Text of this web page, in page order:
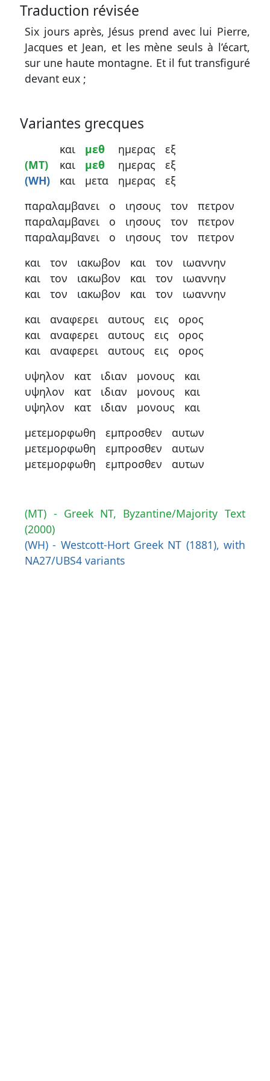
Traduction révisée
Six jours après, Jésus prend avec lui Pierre,
Jacques et Jean, et les mène seuls à l’écart,
sur une haute montagne. Et il fut transfiguré
devant eux ;
Variantes grecques
(MT)
(WH)
και
και
και
μεθ
μεθ
μετα
ημερας
ημερας
ημερας
εξ
εξ
εξ
παραλαμβανει
παραλαμβανει
παραλαμβανει
ο
ο
ο
ιησους
ιησους
ιησους
τον
τον
τον
πετρον
πετρον
πετρον
και
και
και
τον
τον
τον
ιακωβον
ιακωβον
ιακωβον
και
και
και
τον
τον
τον
ιωαννην
ιωαννην
ιωαννην
και
και
και
αναφερει
αναφερει
αναφερει
αυτους
αυτους
αυτους
εις
εις
εις
ορος
ορος
ορος
υψηλον
υψηλον
υψηλον
κατ
κατ
κατ
ιδιαν
ιδιαν
ιδιαν
μονους
μονους
μονους
και
και
και
μετεμορφωθη
μετεμορφωθη
μετεμορφωθη
εμπροσθεν
εμπροσθεν
εμπροσθεν
αυτων
αυτων
αυτων
(MT) - Greek NT, Byzantine/Majority Text
(2000)
(WH) - Westcott-Hort Greek NT (1881), with
NA27/UBS4 variants